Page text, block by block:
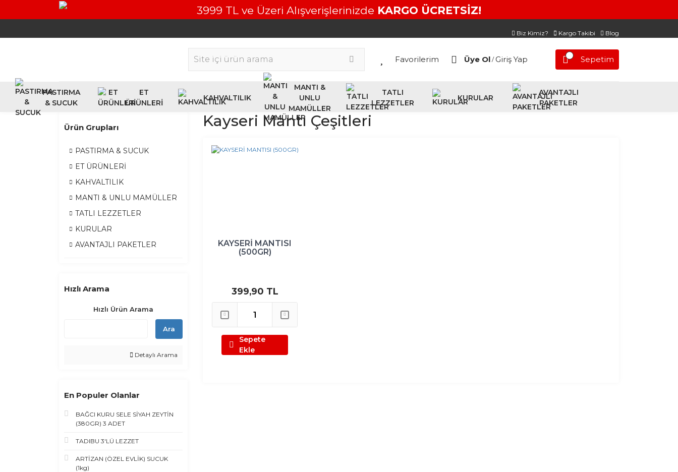
3999 TL ve Üzeri Alışverişlerinizde KARGO ÜCRETSİZ!
Biz Kimiz? Kargo Takibi Blog
Favorilerim Üye Ol / Giriş Yap Sepetim
PASTIRMA
& SUCUK
ET
ÜRÜNLERİ
KAHVALTILIK
MANTI &
UNLU
MAMÜLLER
TATLI
LEZZETLER
KURULAR
AVANTAJLI
PAKETLER
Ürün Grupları
PASTIRMA & SUCUK
ET ÜRÜNLERİ
KAHVALTILIK
MANTI & UNLU MAMÜLLER
TATLI LEZZETLER
KURULAR
AVANTAJLI PAKETLER
Hızlı Arama
Hızlı Ürün Arama
Ara
Detaylı Arama
En Populer Olanlar
BAĞCI KURU SELE SİYAH ZEYTİN
(380GR) 3 ADET
TADIBU 3'LÜ LEZZET
ARTİZAN (ÖZEL EVLİK) SUCUK
(1kg)
Kayseri Mantı Çeşitleri
KAYSERİ MANTISI
(500GR)
399,90 TL
Sepete
Ekle